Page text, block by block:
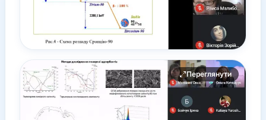
Переглянути